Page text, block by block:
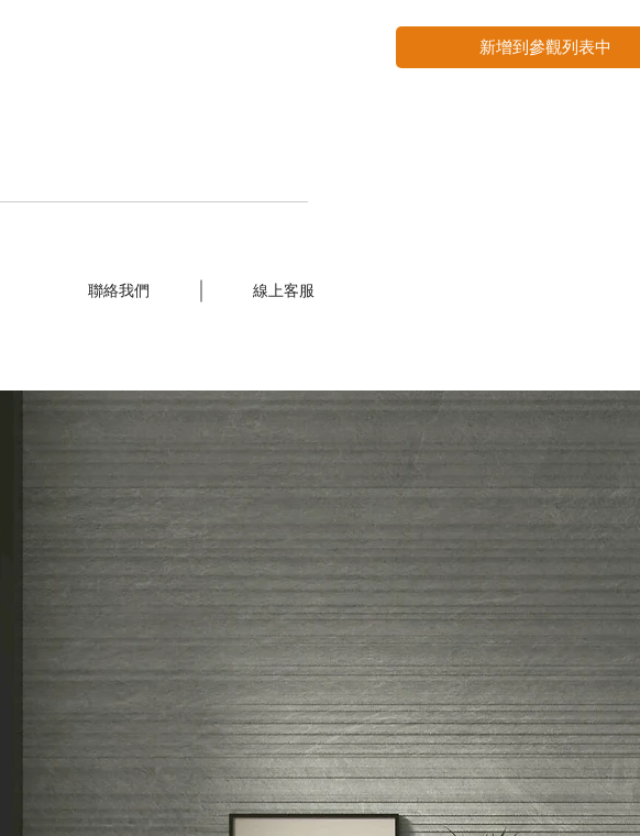
新增到參觀列表中
聯絡我們 線上客服